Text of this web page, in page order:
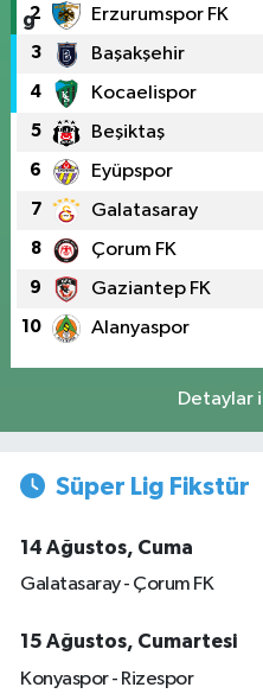
2 Erzurumspor FK
3 Başakşehir
4 Kocaelispor
5 Beşiktaş
6 Eyüpspor
7 Galatasaray
8 Çorum FK
9 Gaziantep FK
10 Alanyaspor
Detaylar
Süper Lig Fikstür
14 Ağustos, Cuma
Galatasaray - Çorum FK
15 Ağustos, Cumartesi
Konyaspor - Rizespor